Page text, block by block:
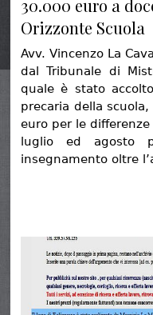
30.000 euro a
Orizzonte Scuola
Avv. Vincenzo La
dal Tribunale di
quale è stato
precaria della
euro per le
luglio ed
insegnamento oltre